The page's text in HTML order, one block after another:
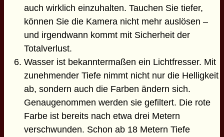
auch wirklich einzuhalten. Tauchen Sie tiefer,
können Sie die Kamera nicht mehr auslösen –
und irgendwann kommt mit Sicherheit der
Totalverlust.
Wasser ist bekanntermaßen ein Lichtfresser. Mit
zunehmender Tiefe nimmt nicht nur die Helligkeit
ab, sondern auch die Farben ändern sich.
Genaugenommen werden sie gefiltert. Die rote
Farbe ist bereits nach etwa drei Metern
verschwunden. Schon ab 18 Metern Tiefe